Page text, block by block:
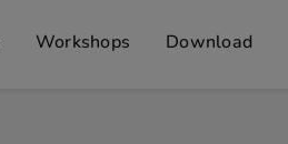
Workshops Download